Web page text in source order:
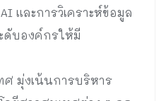
และการวิเคราะห์ข้อมูล
ดับองค์กรให้มี
ศ มุ่งเน้นการบริหาร